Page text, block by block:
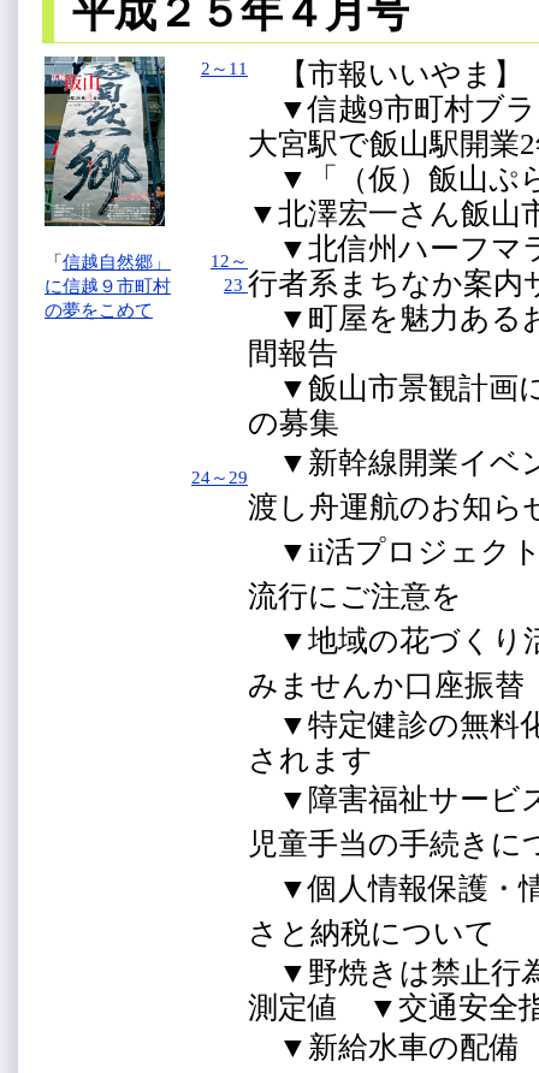
平成２５年４月号
「 信越自然郷」
に信越９市町村
の夢をこめて
2～11
12～
23
24～29
【市報いいやま】
▼信越9市町村ブ
大宮駅で飯山駅開業
▼「（仮）飯山ぷ
▼北澤宏一さん飯
▼北信州ハーフマ
行者系まちなか案内
▼町屋を魅力ある
間報告
▼飯山市景観計画
の募集
▼新幹線開業イベ
渡し舟運航のお知
▼ii活プロジェクト
流行にご注意を
▼地域の花づくり
みませんか口座振替
▼特定健診の無料
されます
▼障害福祉サービ
児童手当の手続き
▼個人情報保護・
さと納税について
▼野焼きは禁止行
測定値 ▼交通安全
▼新給水車の配備